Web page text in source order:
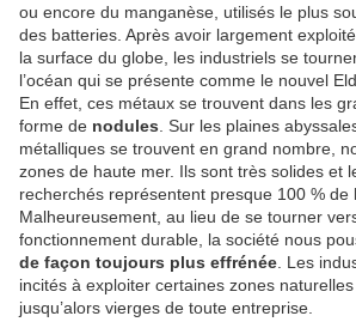
ou encore du manganèse, utilisés le plus
des batteries. Après avoir largement
la surface du globe, les industriels se
l’océan qui se présente comme le nouvel
En effet, ces métaux se trouvent dans les
forme de nodules . Sur les plaines
métalliques se trouvent en grand nombre,
zones de haute mer. Ils sont très solides et
recherchés représentent presque 100 % de
Malheureusement, au lieu de se tourner
fonctionnement durable, la société nous
de façon toujours plus effrénée . Les
incités à exploiter certaines zones
jusqu’alors vierges de toute entreprise.